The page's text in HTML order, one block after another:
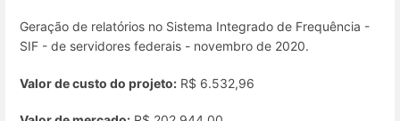
Geração de relatórios no Sistema Integrado de Frequência -
SIF - de servidores federais - novembro de 2020.
Valor de custo do projeto: R$ 6.532,96